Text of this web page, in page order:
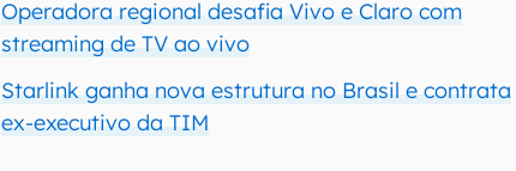
Operadora regional desafia Vivo e Claro com
streaming de TV ao vivo
Starlink ganha nova estrutura no Brasil e contrata
ex-executivo da TIM